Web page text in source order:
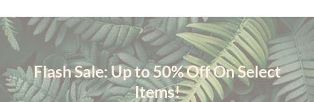
Flash Sale: Up to 50% Off On Select
Items!